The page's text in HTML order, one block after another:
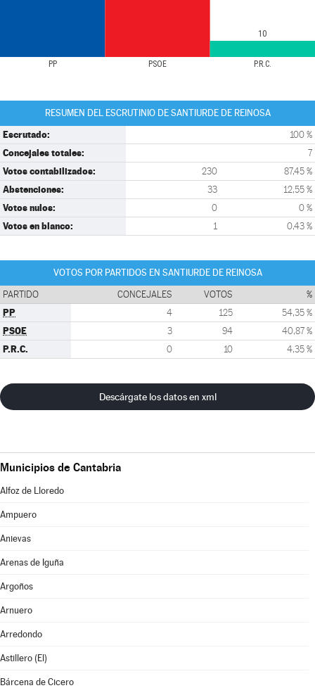
PP PSOE P.R.C.
10
RESUMEN DEL ESCRUTINIO DE SANTIURDE DE REINOSA
Escrutado: 100 %
Concejales totales: 7
Votos contabilizados: 230 87,45 %
Abstenciones: 33 12,55 %
Votos nulos: 0 0 %
Votos en blanco: 1 0,43 %
VOTOS POR PARTIDOS EN SANTIURDE DE REINOSA
PARTIDO CONCEJALES VOTOS %
PP 4 125 54,35 %
PSOE 3 94 40,87 %
P.R.C. 0 10 4,35 %
Descárgate los datos en xml
Municipios de Cantabria
Alfoz de Lloredo
Ampuero
Anievas
Arenas de Iguña
Argoños
Arnuero
Arredondo
Astillero (El)
Bárcena de Cicero